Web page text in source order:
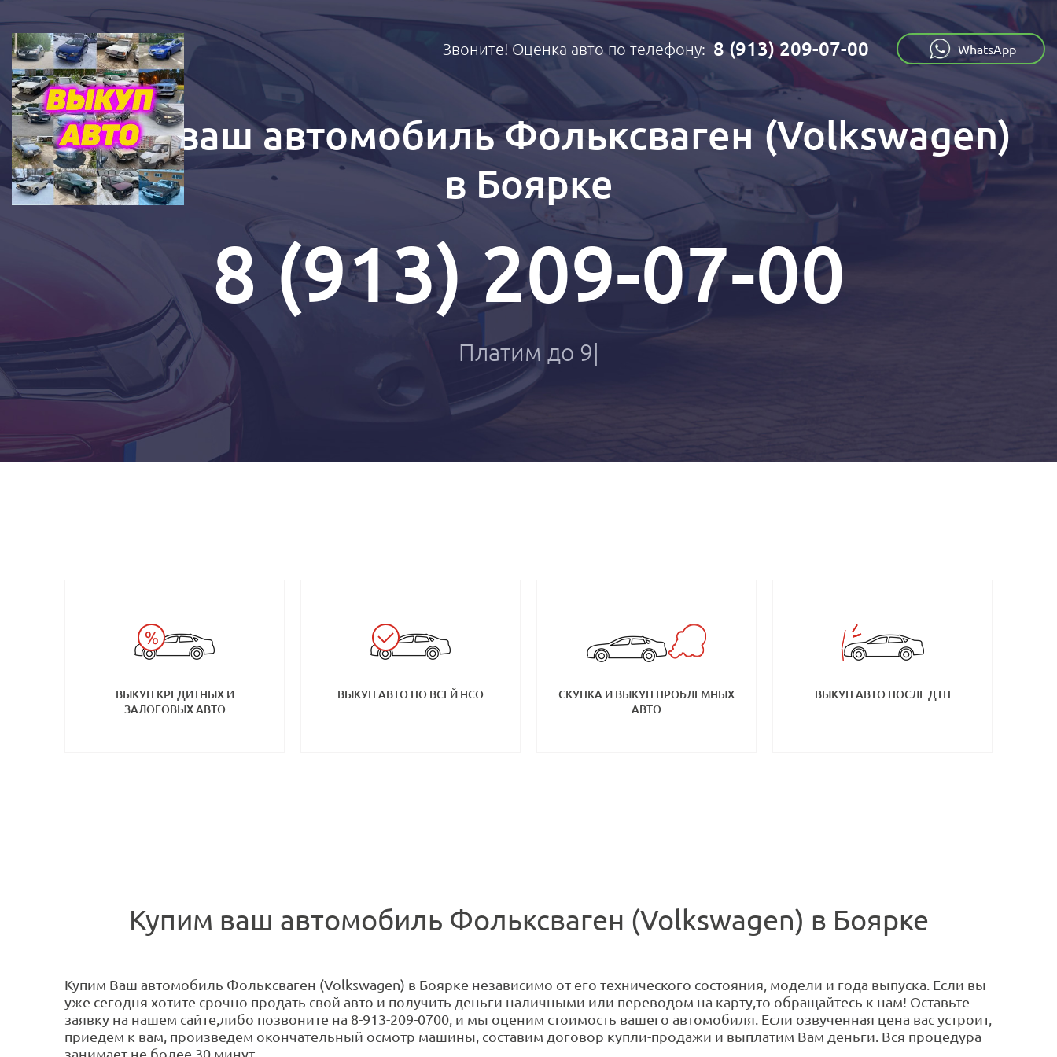
Звоните! Оценка авто по телефону: 8 (913) 209-07-00 WhatsApp
Купим ваш автомобиль Фольксваген (Volkswagen)
в Боярке
8 (913) 209-07-00
П
ВЫКУП КРЕДИТНЫХ И
ЗАЛОГОВЫХ АВТО
ВЫКУП АВТО ПО ВСЕЙ НСО
СКУПКА И ВЫКУП ПРОБЛЕМНЫХ
АВТО
ВЫКУП АВТО ПОСЛЕ ДТП
Купим ваш автомобиль Фольксваген (Volkswagen) в Боярке
Купим Ваш автомобиль Фольксваген (Volkswagen) в Боярке независимо от его технического состояния, модели и года выпуска. Если вы
уже сегодня хотите срочно продать свой авто и получить деньги наличными или переводом на карту,то обращайтесь к нам! Оставьте
заявку на нашем сайте,либо позвоните на 8-913-209-0700, и мы оценим стоимость вашего автомобиля. Если озвученная цена вас устроит,
приедем к вам, произведем окончательный осмотр машины, составим договор купли-продажи и выплатим Вам деньги. Вся процедура
занимает не более 30 минут.